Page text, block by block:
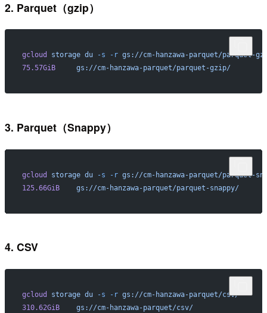
2. Parquet（gzip）
gcloud storage du -s -r gs://cm-hanzawa-parquet/parquet-
75.57GiB
     gs://cm-hanzawa-parquet/parquet-gzip/
3. Parquet（Snappy）
gcloud storage du -s -r gs://cm-hanzawa-parquet/parquet-
125.66GiB
    gs://cm-hanzawa-parquet/parquet-snappy/
4. CSV
gcloud storage du -s -r gs://cm-hanzawa-parquet/csv/
310.62GiB
    gs://cm-hanzawa-parquet/csv/